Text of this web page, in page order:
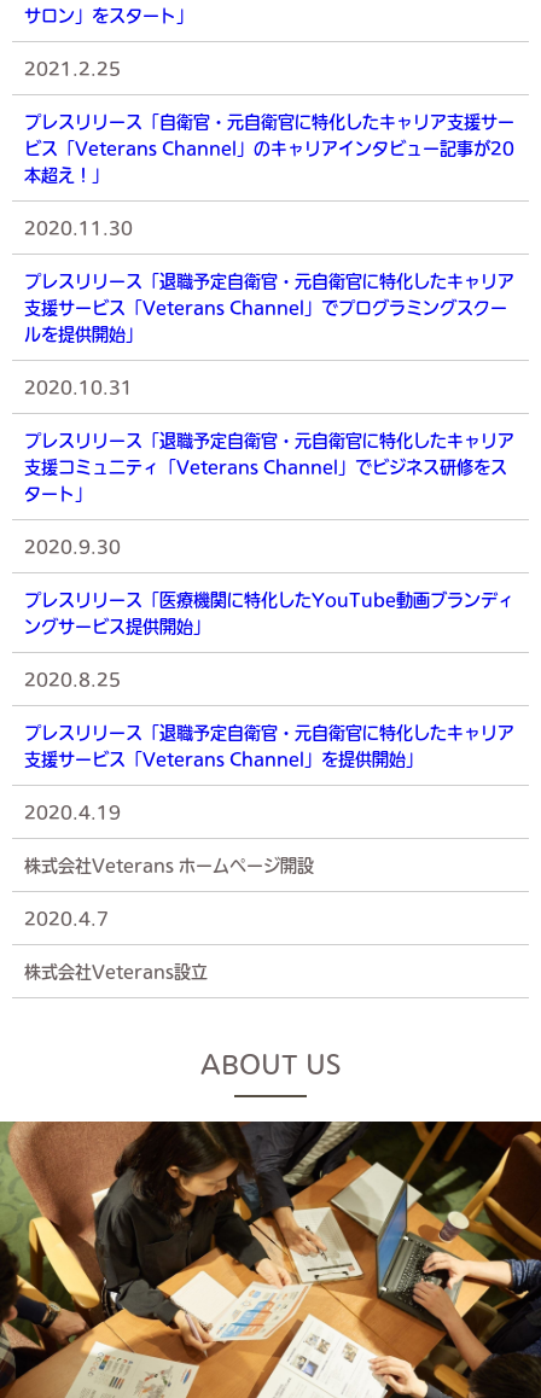
サロン」をスタート」
2021.2.25
プレスリリース「自衛官・元自衛官に特化したキャリア支援サー
ビス「Veterans Channel」のキャリアインタビュー記事が20
本超え！」
2020.11.30
プレスリリース「退職予定自衛官・元自衛官に特化したキャリア
支援サービス「Veterans Channel」でプログラミングスクー
ルを提供開始」
2020.10.31
プレスリリース「退職予定自衛官・元自衛官に特化したキャリア
支援コミュニティ「Veterans Channel」でビジネス研修をス
タート」
2020.9.30
プレスリリース「医療機関に特化したYouTube動画ブランディ
ングサービス提供開始」
2020.8.25
プレスリリース「退職予定自衛官・元自衛官に特化したキャリア
支援サービス「Veterans Channel」を提供開始」
2020.4.19
株式会社Veterans ホームページ開設
2020.4.7
株式会社Veterans設立
ABOUT US